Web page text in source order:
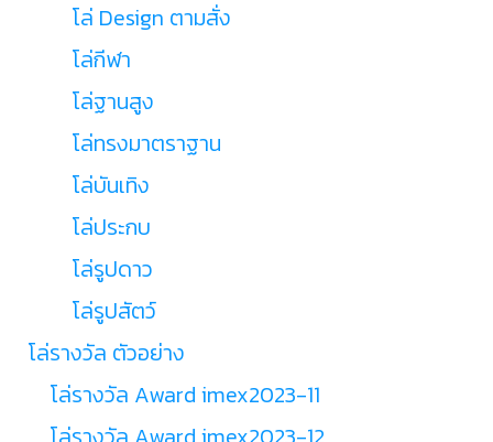
โล่ Design ตามสั่ง
โล่กีฬา
โล่ฐานสูง
โล่ทรงมาตราฐาน
โล่บันเทิง
โล่ประกบ
โล่รูปดาว
โล่รูปสัตว์
โล่รางวัล ตัวอย่าง
โล่รางวัล Award imex2023-11